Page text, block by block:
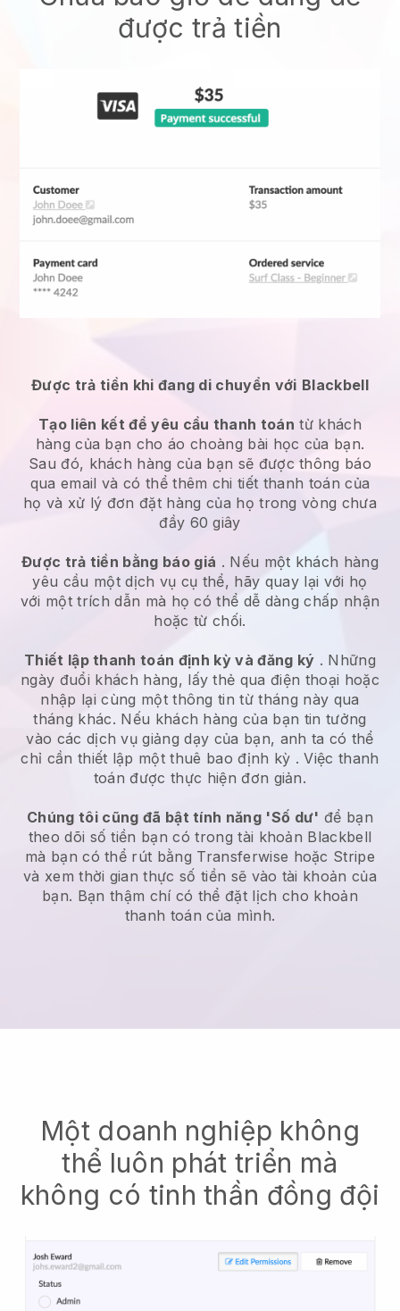
được trả tiền
Được trả tiền khi đang di chuyển với Blackbell
Tạo liên kết để yêu cầu thanh toán từ khách
hàng của bạn choáo choàng bài học của bạn.
Sau đó, khách hàng của bạn sẽ được thông báo
qua email và có thể thêm chi tiết thanh toán của
họ và xử lý đơn đặt hàng của họ trong vòng chưa
đầy 60 giây
Được trả tiền bằng báo giá . Nếu một khách hàng
yêu cầu một dịch vụ cụ thể, hãy quay lại với họ
với một trích dẫn mà họ có thể dễ dàng chấp nhận
hoặc từ chối.
Thiết lập thanh toán định kỳ và đăng ký . Những
ngày đuổi khách hàng, lấy thẻ qua điện thoại hoặc
nhập lại cùng một thông tin từ tháng này qua
tháng khác. Nếu khách hàng của bạn tin tưởng
vào các dịch vụ giảng dạy của bạn, anh ta có thể
chỉ cần thiết lập một thuê bao định kỳ . Việc thanh
toán được thực hiện đơn giản.
Chúng tôi cũng đã bật tính năng 'Số dư' để bạn
theo dõi số tiền bạn có trong tài khoản Blackbell
mà bạn có thể rút bằng Transferwise hoặc Stripe
và xem thời gian thực số tiền sẽ vào tài khoản của
bạn. Bạn thậm chí có thể đặt lịch cho khoản
thanh toán của mình.
Một doanh nghiệp không
thể luôn phát triển mà
không có tinh thần đồng đội